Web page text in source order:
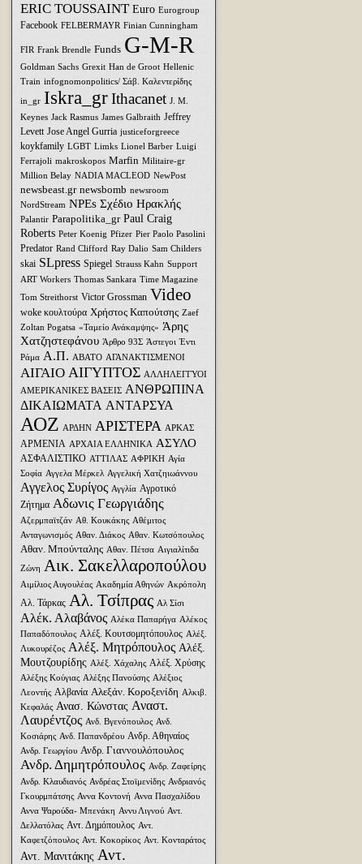
ERIC TOUSSAINT Euro Eurogroup
Facebook FELBERMAYR Finian Cunningham
FIR Frank Brendle Funds G-M-R
Goldman Sachs Grexit Han de Groot Hellenic
Train infognomonpolitics/ Σάβ. Καλεντερίδης
in_gr Iskra_grIthacanet J. M.
Keynes Jack Rasmus James Galbraith Jeffrey
Levett Jose Angel Gurria justiceforgreece
koykfamily LGBT Limks Lionel Barber Luigi
Ferrajoli makroskopos Marfin Militaire-gr
Million Belay NADIA MACLEOD NewPost
newsbeast.gr newsbomb newsroom
NordStream NPEs Σχέδιο Ηρακλής
Palantir Parapolitika_gr Paul Craig
Roberts Peter Koenig Pfizer Pier Paolo Pasolini
Predator Rand Clifford Ray Dalio Sam Childers
skai SLpress Spiegel Strauss Kahn Support
ART Workers Thomas Sankara Time Magazine
Tom Streithorst Victor Grossman Video
woke κουλτούρα Xρήστος Καπούτσης Zaef
Zoltan Pogatsa «Ταμείο Ανάκαμψης» Άρης
Χατζηστεφάνου Άρθρο 93Σ Άστεγοι Έντι
Ράμα Α.Π. ΑΒΑΤΟ ΑΓΑΝΑΚΤΙΣΜΕΝΟΙ
ΑΙΓΑΙΟ ΑΙΓΥΠΤΟΣ ΑΛΛΗΛΕΓΓΥΟΙ
ΑΜΕΡΙΚΑΝΙΚΕΣ ΒΑΣΕΙΣ ΑΝΘΡΩΠΙΝΑ
ΔΙΚΑΙΩΜΑΤΑ ΑΝΤΑΡΣΥΑ
ΑΟΖ ΑΡΔΗΝ ΑΡΙΣΤΕΡΑ ΑΡΚΑΣ
ΑΡΜΕΝΙΑ ΑΡΧΑΙΑ ΕΛΛΗΝΙΚΑ ΑΣΥΛΟ
ΑΣΦΑΛΙΣΤΙΚΟ ΑΤΤΙΛΑΣ ΑΦΡΙΚΗ Αγία
Σοφία Αγγελα Μέρκελ Αγγελική Χατζηιωάννου
Αγγελος Συρίγος Αγγλία Αγροτικό
Ζήτημα Αδωνις Γεωργιάδης
Αζερμπαϊτζάν Αθ. Κουκάκης Αθέμιτος
Ανταγωνισμός Αθαν. Διάκος Αθαν. Κωτσόπουλος
Αθαν. Μπούνταλης Αθαν. Πέτσα Αιγιαλίτιδα
Ζώνη Αικ. Σακελλαροπούλου
Αιμίλιος Αυγουλέας Ακαδημία Αθηνών Ακρόπολη
Αλ. Τάρκας Αλ. Τσίπρας Αλ Σίσι
Αλέκ. Αλαβάνος Αλέκα Παπαρήγα Αλέκος
Παπαδόπουλος Αλέξ. Κουτσομητόπουλος Αλέξ.
Λυκουρέζος Αλέξ. Μητρόπουλος Αλέξ.
Μουτζουρίδης Αλέξ. Χάχαλης Αλέξ. Χρύσης
Αλέξης Κούγιας Αλέξης Πανούσης Αλέξιος
Λεοντής Αλβανία Αλεξάν. Κοροξενίδη Αλκιβ.
Κεφαλάς Ανασ. Κώνστας Αναστ.
Λαυρέντζος Ανδ. Βγενόπουλος Ανδ.
Κοσιάρης Ανδ. Παπανδρέου Ανδρ. Αθηναίος
Ανδρ. Γεωργίου Ανδρ. Γιαννουλόπουλος
Ανδρ. Δημητρόπουλος Ανδρ. Ζαφείρης
Ανδρ. Κλαυδιανός Ανδρέας Στοϊμενίδης Ανδριανός
Γκουρμπάτσης Αννα Κοντονή Αννα Πασχαλίδου
Αννα Ψαρούδα- Μπενάκη Αννυ Λιγνού Αντ.
Δελλατόλας Αντ. Δημόπουλος Αντ.
Καφετζόπουλος Αντ. Κοκορίκος Αντ. Κονταράτος
Αντ. Μανιτάκης Αντ.